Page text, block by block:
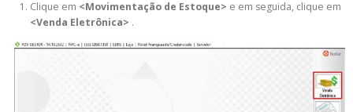
Clique em <Movimentação de Estoque> e em seguida, clique em
<Venda Eletrônica> .